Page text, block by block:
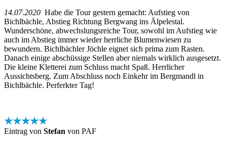
14.07.2020 Habe die Tour gestern gemacht: Aufstieg von
Bichlbächle, Abstieg Richtung Bergwang ins Älpelestal.
Wunderschöne, abwechslungsreiche Tour, sowohl im Aufstieg wie
auch im Abstieg immer wieder herrliche Blumenwiesen zu
bewundern. Bichlbächler Jöchle eignet sich prima zum Rasten.
Danach einige abschüssige Stellen aber niemals wirklich ausgesetzt.
Die kleine Kletterei zum Schluss macht Spaß. Herrlicher
Aussichtsberg. Zum Abschluss noch Einkehr im Bergmandl in
Bichlbächle. Perferkter Tag!
★★★★★
Eintrag von Stefan von PAF